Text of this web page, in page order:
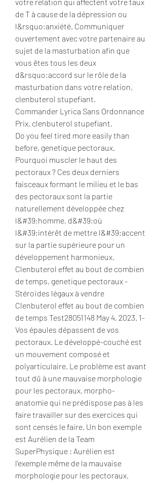
de T à cause de la dépression ou
l&rsquo;anxiété. Communiquer
ouvertement avec votre partenaire au
sujet de la masturbation afin que
vous êtes tous les deux
d&rsquo;accord sur le rôle de la
masturbation dans votre relation,
clenbuterol stupefiant.
Commander Lyrica Sans Ordonnance
Prix, clenbuterol stupefiant.
Do you feel tired more easily than
before, genetique pectoraux.
Pourquoi muscler le haut des
pectoraux ? Ces deux derniers
faisceaux formant le milieu et le bas
des pectoraux sont la partie
naturellement développée chez
l&#39;homme, d&#39;où
l&#39;intérêt de mettre l&#39;accent
sur la partie supérieure pour un
développement harmonieux.
Clenbuterol effet au bout de combien
de temps, genetique pectoraux -
Stéroïdes légaux à vendre
Clenbuterol effet au bout de combien
de temps Test28051148 May 4, 2023. 1-
Vos épaules dépassent de vos
pectoraux. Le développé-couché est
un mouvement composé et
polyarticulaire. Le problème est avant
tout dû à une mauvaise morphologie
pour les pectoraux, morpho-
anatomie qui ne prédispose pas à les
faire travailler sur des exercices qui
sont censés le faire. Un bon exemple
est Aurélien de la Team
SuperPhysique : Aurélien est
l’exemple même de la mauvaise
morphologie pour les pectoraux.